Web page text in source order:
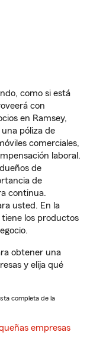
como si está
con
en Ramsey,
una póliza de
comerciales,
laboral.
de
de
continua.
usted. En la
los productos
obtener una
y elija qué
completa de la
empresas